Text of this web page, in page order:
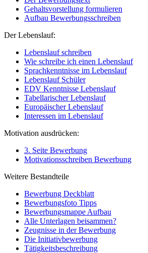
Gehaltsvorstellung formulieren
Aufbau Bewerbungsschreiben
Der Lebenslauf:
Lebenslauf schreiben
Wie schreibe ich einen Lebenslauf
Sprachkenntnisse im Lebenslauf
Lebenslauf Schüler
EDV Kenntnisse Lebenslauf
Tabellarischer Lebenslauf
Europäischer Lebenslauf
Interessen im Lebenslauf
Motivation ausdrücken:
3. Seite Bewerbung
Motivationsschreiben Bewerbung
Weitere Bestandteile
Bewerbung Deckblatt
Bewerbungsfoto Tipps
Bewerbungsmappe Aufbau
Alle Unterlagen beisammen?
Zeugnisse in der Bewerbung
Die Initiativbewerbung
Tätigkeitsbeschreibung